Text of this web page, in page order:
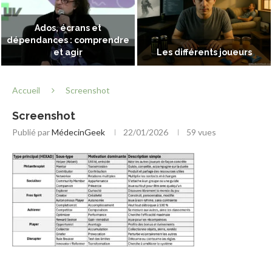
Ados, écrans et
dépendances : comprendre
et agir
Les différents joueurs
Accueil Screenshot
Screenshot
Publié parMédecinGeek 22/01/2026 59 vues